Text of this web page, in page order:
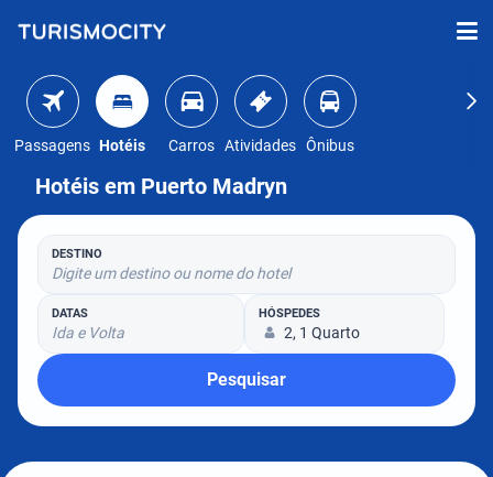
Passagens Hotéis Carros Atividades Ônibus
Hotéis em Puerto Madryn
DESTINO
Digite um destino ou nome do hotel
DATAS
Ida e Volta
HÓSPEDES
2, 1 Quarto
Pesquisar